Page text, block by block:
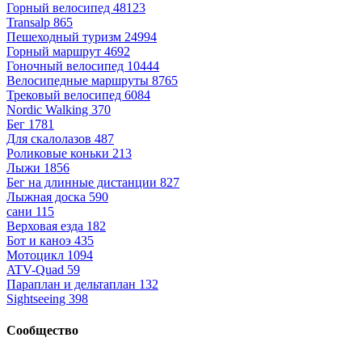
Горный велосипед 48123
Transalp 865
Пешеходный туризм 24994
Горный маршрут 4692
Гоночный велосипед 10444
Велосипедные маршруты 8765
Трековый велосипед 6084
Nordic Walking 370
Бег 1781
Для скалолазов 487
Роликовые коньки 213
Лыжи 1856
Бег на длинные дистанции 827
Лыжная доска 590
сани 115
Верховая езда 182
Бот и каноэ 435
Мотоцикл 1094
ATV-Quad 59
Параплан и дельтаплан 132
Sightseeing 398
Сообщество